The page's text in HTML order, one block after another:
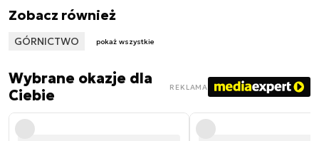
Zobacz również
GÓRNICTWO pokaż wszystkie
Wybrane okazje dla
Ciebie
REKLAMA